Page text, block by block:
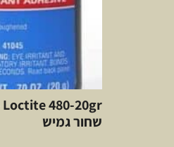
שחור גמיש